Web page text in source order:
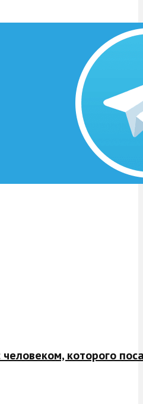
которого